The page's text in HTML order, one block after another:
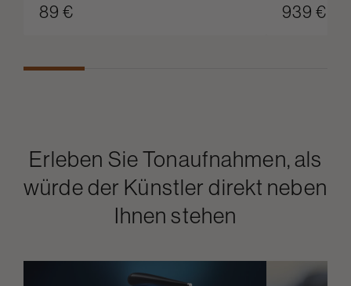
89 € 939 € /
Erleben Sie Tonaufnahmen, als
würde der Künstler direkt neben
Ihnen stehen